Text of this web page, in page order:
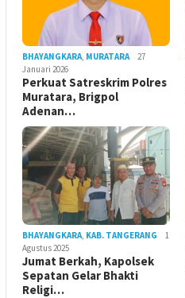
BHAYANGKARA MURATARA
27
Januari 2026
Perkuat Satreskrim Polres
Muratara, Brigpol
Adenan…
BHAYANGKARA KAB. TANGERANG
1
Agustus 2025
Jumat Berkah, Kapolsek
Sepatan Gelar Bhakti
Religi…